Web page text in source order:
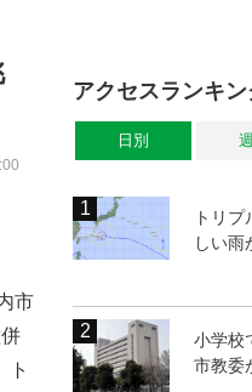
市
ト
アクセスランキン
日別
トリ
しい
小学校
市教委